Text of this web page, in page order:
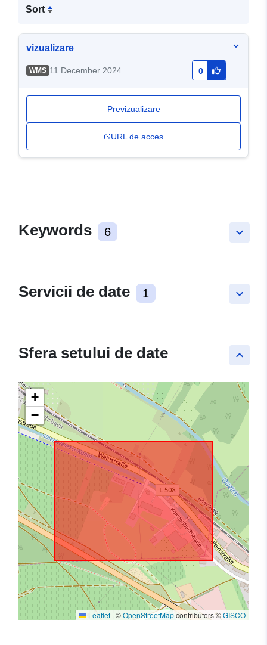
Sort
vizualizare
WMS 11 December 2024 0
Previzualizare
URL de acces
keyboard_arrow_down
Keywords 6
keyboard_arrow_down
Servicii de date 1
keyboard_arrow_up
Sfera setului de date
+
−
Leaflet | ©OpenStreetMapcontributors ©GISCO